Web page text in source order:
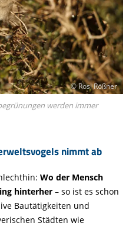
nimmt ab
© Rosl Rößner
werden immer
Wo der Mensch
hinterher – so ist es schon
Bautätigkeiten und
Städten wie